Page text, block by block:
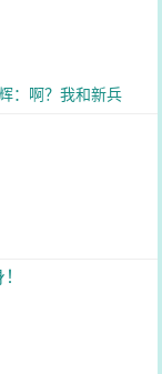
：啊？我和新兵